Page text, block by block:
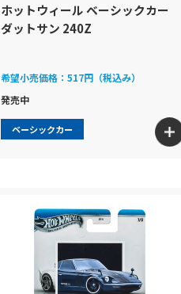
ホットウィール ベーシックカー
ダットサン 240Z
希望小売価格： 517円（税込み）
発売中
ベーシックカー